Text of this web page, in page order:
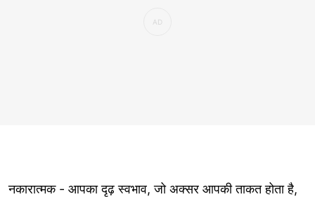
नकारात्मक - आपका दृढ़ स्वभाव, जो अक्सर आपकी ताकत होता है,